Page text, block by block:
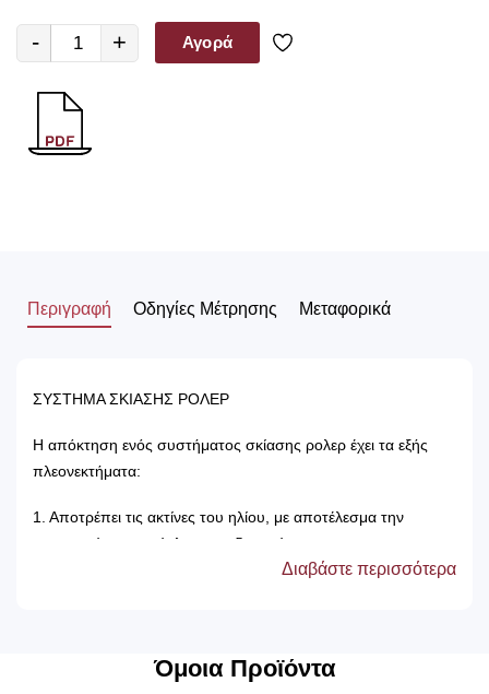
- + Αγορά
Περιγραφή Οδηγίες Μέτρησης Μεταφορικά
ΣΥΣΤΗΜΑ ΣΚΙΑΣΗΣ ΡΟΛΕΡ
Η απόκτηση ενός συστήματος σκίασης ρολερ έχει τα εξής
πλεονεκτήματα:
1. Αποτρέπει τις ακτίνες του ηλίου, με αποτέλεσμα την
προστασία των επίπλων του δωματίου.
2. Δεν χρειάζονται πλύσιμο, καθώς καθαρίζονται μόνο με ένα
4. Μπορούν να τοποθετηθούν κάτω από ξύλινη μετώπη ή
Διαβάστε περισσότερα
Όμοια Προϊόντα